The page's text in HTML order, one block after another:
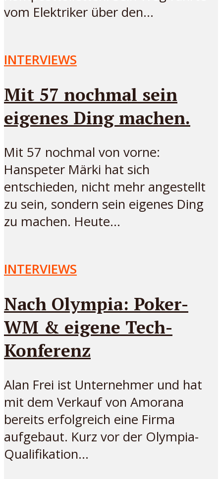
vom Elektriker über den...
INTERVIEWS
Mit 57 nochmal sein
eigenes Ding machen.
Mit 57 nochmal von vorne:
Hanspeter Märki hat sich
entschieden, nicht mehr angestellt
zu sein, sondern sein eigenes Ding
zu machen. Heute...
INTERVIEWS
Nach Olympia: Poker-
WM & eigene Tech-
Konferenz
Alan Frei ist Unternehmer und hat
mit dem Verkauf von Amorana
bereits erfolgreich eine Firma
aufgebaut. Kurz vor der Olympia-
Qualifikation...